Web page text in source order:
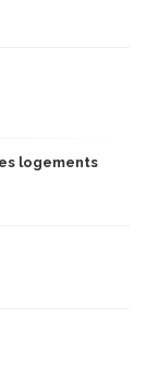
logements